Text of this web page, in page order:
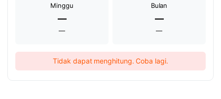
Minggu
—
—
Bulan
—
—
Tidak dapat menghitung. Coba lagi.